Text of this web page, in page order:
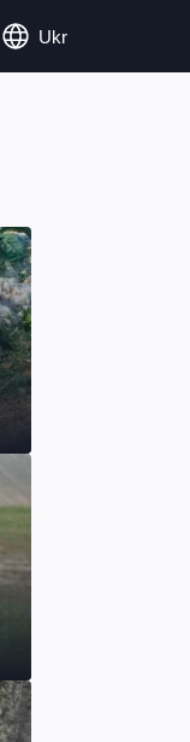
Ukr